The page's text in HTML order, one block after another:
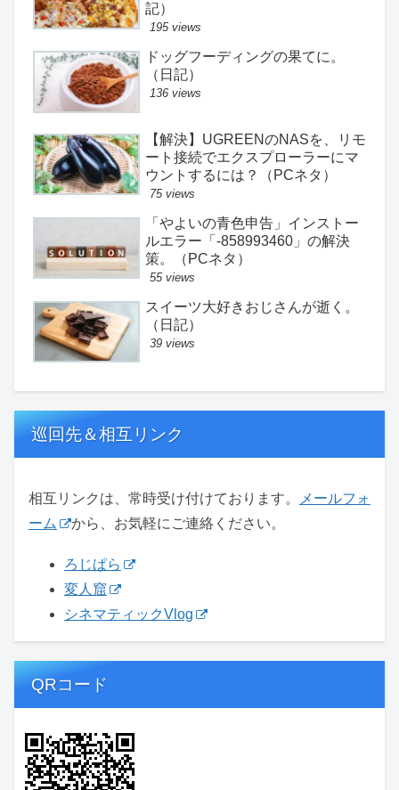
記）
195 views
ドッグフーディングの果てに。
（日記）
136 views
【解決】UGREENのNASを、リモ
ート接続でエクスプローラーにマ
ウントするには？（PCネタ）
75 views
「やよいの青色申告」インストー
ルエラー「-858993460」の解決
策。（PCネタ）
55 views
スイーツ大好きおじさんが逝く。
（日記）
39 views
巡回先＆相互リンク
相互リンクは、常時受け付けております。
メールフォ
ーム
から、お気軽にご連絡ください。
ろじぱら
変人窟
シネマティックVlog
QRコード